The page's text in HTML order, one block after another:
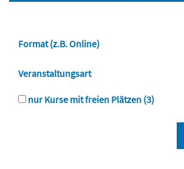
Format (z.B. Online)
Veranstaltungsart
nur Kurse mit freien Plätzen (3)